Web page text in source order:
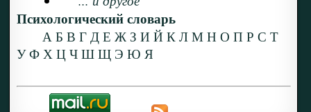
Психологический словарь
А Б В Г Д Е Ж З И Й К Л М Н О П Р С Т
У Ф Х Ц Ч Ш Щ Э Ю Я